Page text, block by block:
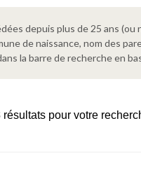
depuis plus de 25 ans
de naissance, nom des
la barre de recherche en
résultats pour votre